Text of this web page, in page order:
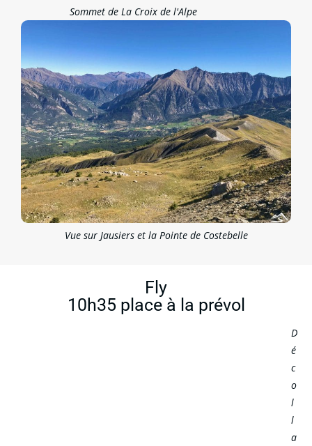
Sommet de La Croix de l'Alpe
Vue sur Jausiers et la Pointe de Costebelle
Fly
10h35 place à la prévol
D
é
c
o
l
l
a